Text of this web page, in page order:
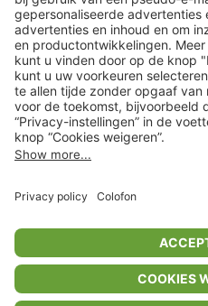
Acties
limango.de